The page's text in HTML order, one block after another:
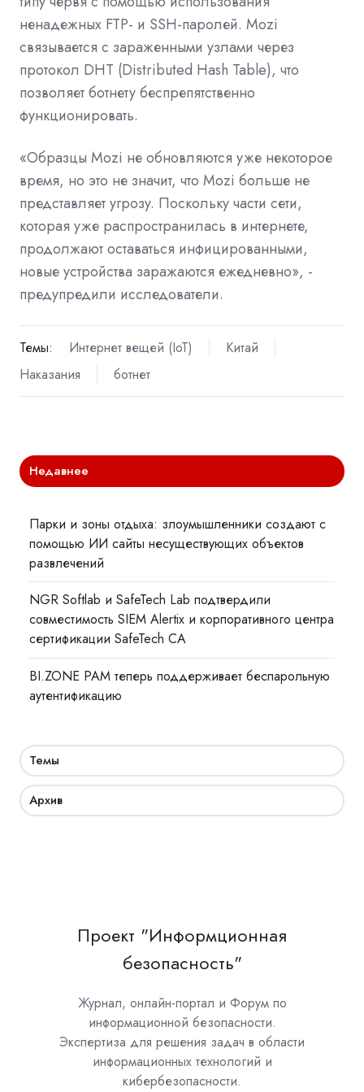
ненадежных FTP- и SSH-паролей. Mozi
связывается с зараженными узлами через
протокол DHT (Distributed Hash Table), что
позволяет ботнету беспрепятственно
функционировать.
«Образцы Mozi не обновляются уже некоторое
время, но это не значит, что Mozi больше не
представляет угрозу. Поскольку части сети,
которая уже распространилась в интернете,
продолжают оставаться инфицированными,
новые устройства заражаются ежедневно», -
предупредили исследователи.
Темы: Интернет вещей (IoT)
Китай
Наказания
ботнет
Недавнее
Парки и зоны отдыха: злоумышленники создают с
помощью ИИ сайты несуществующих объектов
развлечений
NGR Softlab и SafeTech Lab подтвердили
совместимость SIEM Alertix и корпоративного центра
сертификации SafeTech CA
BI.ZONE PAM теперь поддерживает беспарольную
аутентификацию
Темы
Архив
Проект "Информционная
безопасность"
Журнал, онлайн-портал и Форум по
информационной безопасности.
Экспертиза для решения задач в области
информационных технологий и
кибербезопасности.